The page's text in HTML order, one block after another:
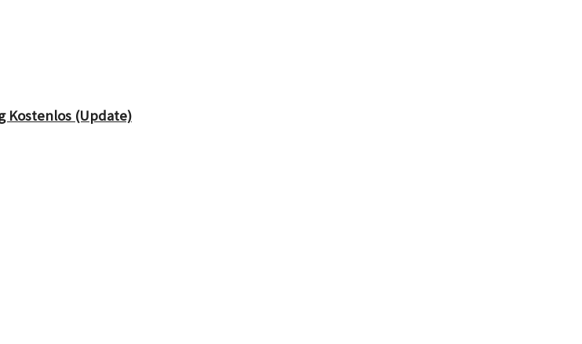
Kostenlos (Update)